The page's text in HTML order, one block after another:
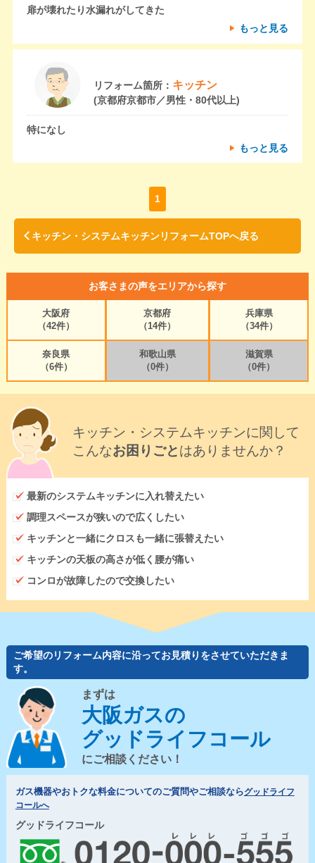
扉が壊れたり水漏れがしてきた
もっと見る
リフォーム箇所： キッチン
(京都府京都市／男性・80代以上)
特になし
もっと見る
1
キッチン・システムキッチンリフォームTOPへ戻る
お客さまの声をエリアから探す
大阪府
（42件）
京都府
（14件）
兵庫県
（34件）
奈良県
（6件）
和歌山県
（0件）
滋賀県
（0件）
キッチン・システムキッチンに関して
こんなお困りごとはありませんか？
最新のシステムキッチンに入れ替えたい
調理スペースが狭いので広くしたい
キッチンと一緒にクロスも一緒に張替えたい
キッチンの天板の高さが低く腰が痛い
コンロが故障したので交換したい
ご希望のリフォーム内容に沿ってお見積りをさせていただきま
す。
まずは
大阪ガスの
グッドライフコール
にご相談ください！
ガス機器やおトクな料金についてのご質問やご相談ならグッドライフ
コールへ
グッドライフコール